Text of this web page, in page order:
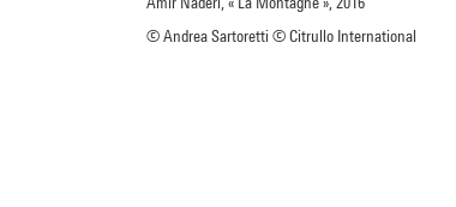
© Andrea Sartoretti © Citrullo International